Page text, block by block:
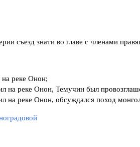
съезд знати во главе с членами
реке Онон;
на реке Онон, Темучин был
на реке Онон, обсуждался поход